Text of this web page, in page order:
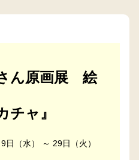
ん原画展 絵
チャ』
日（水） ～ 29日（火）